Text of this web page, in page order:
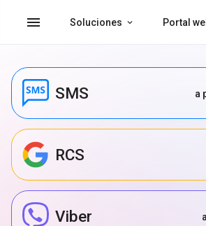
menu Soluciones Portal
SMS a
RCS
Viber